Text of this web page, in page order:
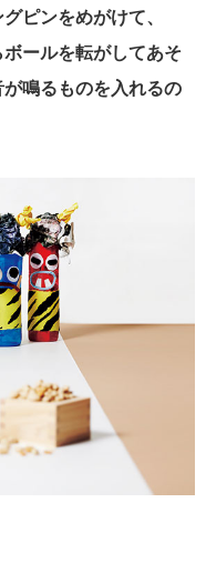
ピンをめがけて、
ボールを転がしてあそ
鳴るものを入れるの